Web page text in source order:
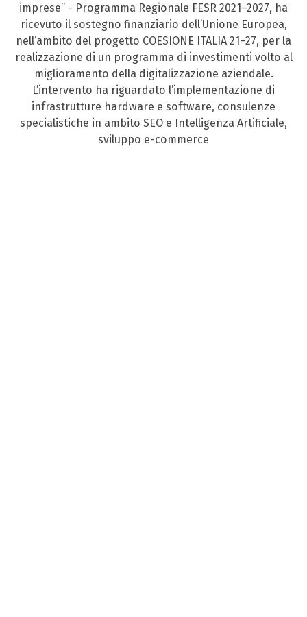
imprese” - Programma Regionale FESR 2021–2027, ha
ricevuto il sostegno finanziario dell’Unione Europea,
nell’ambito del progetto COESIONE ITALIA 21–27, per la
realizzazione di un programma di investimenti volto al
miglioramento della digitalizzazione aziendale.
L’intervento ha riguardato l’implementazione di
infrastrutture hardware e software, consulenze
specialistiche in ambito SEO e Intelligenza Artificiale,
sviluppo e-commerce